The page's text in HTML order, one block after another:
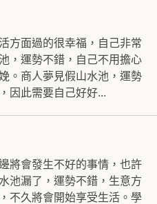
方面過的很幸福，自己非常
，運勢不錯，自己不用擔心
。商人夢見假山水池，運勢
因此需要自己好好...
將會發生不好的事情，也許
池漏了，運勢不錯，生意方
不久將會開始享受生活。學